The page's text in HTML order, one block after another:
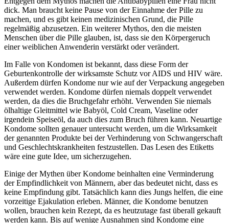
dick. Man braucht keine Pause von der Einnahme der Pille zu
machen, und es gibt keinen medizinischen Grund, die Pille
regelmäßig abzusetzen. Ein weiterer Mythos, den die meisten
Menschen über die Pille glauben, ist, dass sie den Körpergeruch
einer weiblichen Anwenderin verstärkt oder verändert.
Im Falle von Kondomen ist bekannt, dass diese Form der
Geburtenkontrolle der wirksamste Schutz vor AIDS und HIV wäre.
Außerdem dürfen Kondome nur wie auf der Verpackung angegeben
verwendet werden. Kondome dürfen niemals doppelt verwendet
werden, da dies die Bruchgefahr erhöht. Verwenden Sie niemals
ölhaltige Gleitmittel wie Babyöl, Cold Cream, Vaseline oder
irgendein Speiseöl, da auch dies zum Bruch führen kann. Neuartige
Kondome sollten genauer untersucht werden, um die Wirksamkeit
der genannten Produkte bei der Verhinderung von Schwangerschaft
und Geschlechtskrankheiten festzustellen. Das Lesen des Etiketts
wäre eine gute Idee, um sicherzugehen.
Einige der Mythen über Kondome beinhalten eine Verminderung
der Empfindlichkeit von Männern, aber das bedeutet nicht, dass es
keine Empfindung gibt. Tatsächlich kann dies Jungs helfen, die eine
vorzeitige Ejakulation erleben. Männer, die Kondome benutzen
wollen, brauchen kein Rezept, da es heutzutage fast überall gekauft
werden kann. Bis auf wenige Ausnahmen sind Kondome eine